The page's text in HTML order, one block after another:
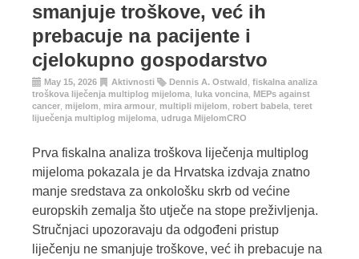
smanjuje troškove, već ih
prebacuje na pacijente i
cjelokupno gospodarstvo
May 15, 2026 Aktivnosti Dennis A. Ostwald fiskalna analiza
troškova liječenja multiplog mijeloma luka voncina MEPs against
cancer mijelom mira armour multipli mijelom robert babela teret
lijuečenja multiplog mijeloma udruga MijelomCRO
Prva fiskalna analiza troškova liječenja multiplog
mijeloma pokazala je da Hrvatska izdvaja znatno
manje sredstava za onkološku skrb od većine
europskih zemalja što utječe na stope preživljenja.
Stručnjaci upozoravaju da odgođeni pristup
liječenju ne smanjuje troškove, već ih prebacuje na